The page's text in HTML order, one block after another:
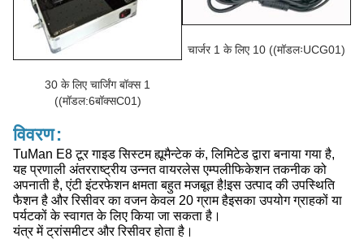
30 के लिए चार्जिंग बॉक्स 1
((मॉडल:6बॉक्सC01)
चार्जर 1 के लिए 10 ((मॉडलःUCG01)
विवरण:
TuMan E8 टूर गाइड सिस्टम ह्यूमैन्टेक कं, लिमिटेड द्वारा बनाया गया है,
यह प्रणाली अंतरराष्ट्रीय उन्नत वायरलेस एम्पलीफिकेशन तकनीक को
अपनाती है, एंटी इंटरफेशन क्षमता बहुत मजबूत है!इस उत्पाद की उपस्थिति
फैशन है और रिसीवर का वजन केवल 20 ग्राम हैइसका उपयोग ग्राहकों या
पर्यटकों के स्वागत के लिए किया जा सकता है।
यंत्र में ट्रांसमीटर और रिसीवर होता है।